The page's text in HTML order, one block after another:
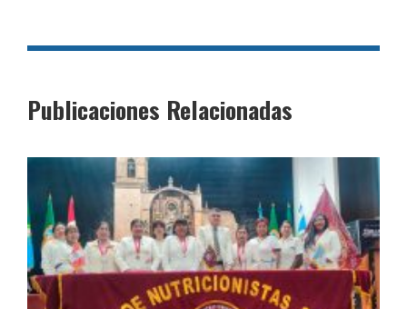
Publicaciones Relacionadas